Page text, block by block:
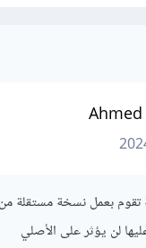
لن يؤثر على الأصلي